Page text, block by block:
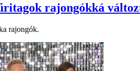
rajongókká
rajongók.